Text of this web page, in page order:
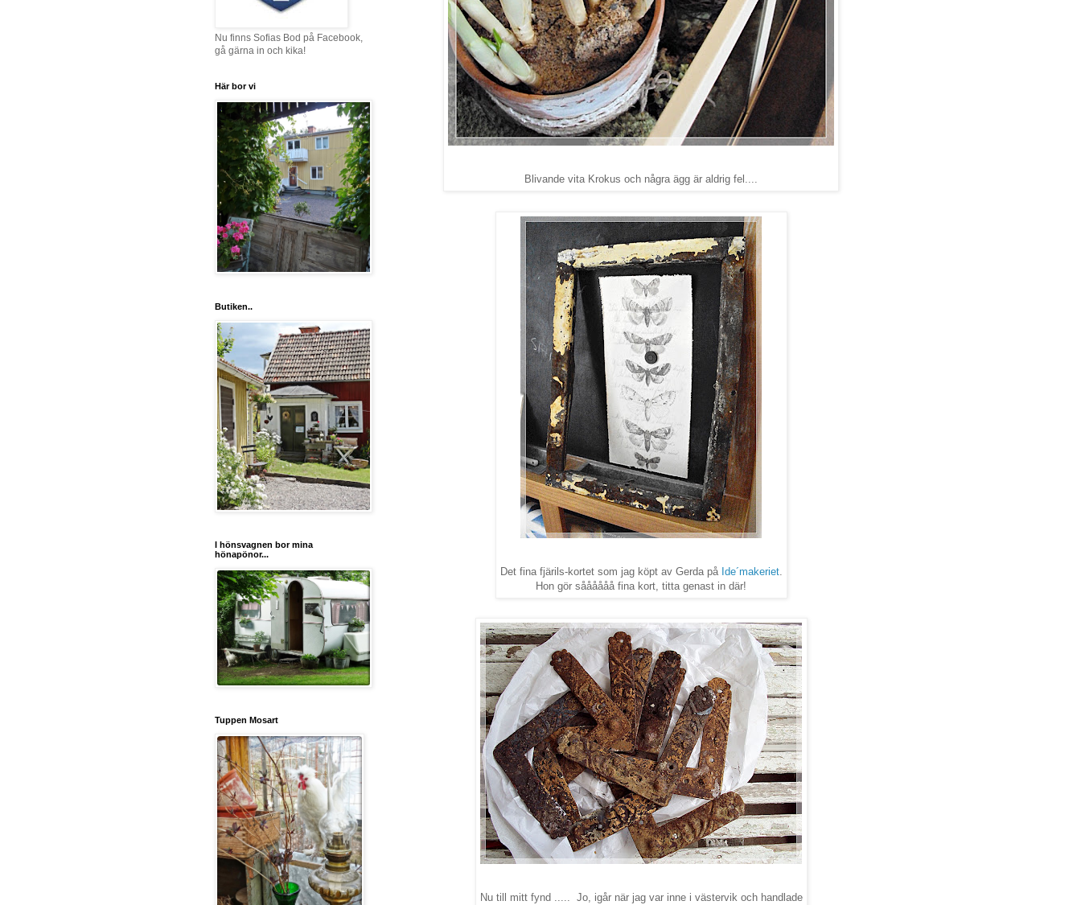
Blivande vita Krokus och några ägg är aldrig fel....
Det fina fjärils-kortet som jag köpt av Gerda påIde´makeriet.
Hon gör såååååå fina kort, titta genast in där!
Nu till mitt fynd ..... Jo, igår när jag var inne i västervik och handlade
Nu finns Sofias Bod på Facebook,
gå gärna in och kika!
Här bor vi
Butiken..
I hönsvagnen bor mina
hönapönor...
Tuppen Mosart